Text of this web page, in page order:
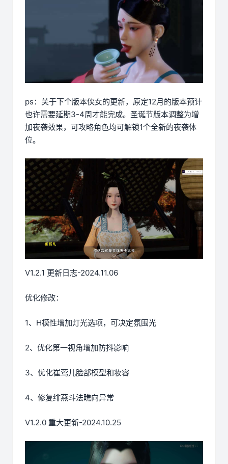
ps：关于下个版本侠女的更新，原定12月的版本预计
也许需要延期3-4周才能完成。圣诞节版本调整为增
加夜袭效果，可攻略角色均可解锁1个全新的夜袭体
位。
V1.2.1 更新日志-2024.11.06
优化修改：
1、H模性增加灯光选项，可决定氛围光
2、优化第一视角增加防抖影响
3、优化崔莺儿脸部模型和妆容
4、修复绯燕斗法瞧向异常
V1.2.0 重大更新-2024.10.25